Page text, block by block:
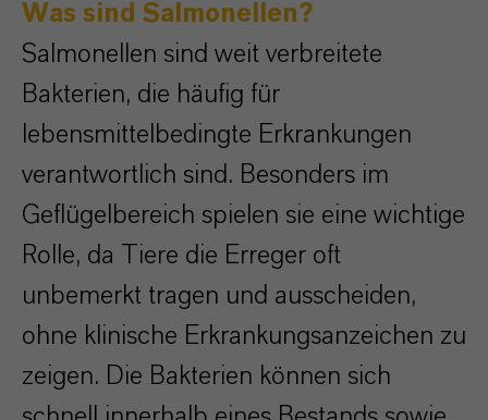
Was sind Salmonellen?
Salmonellen sind weit verbreitete
Bakterien, die häufig für
lebensmittelbedingte Erkrankungen
verantwortlich sind. Besonders im
Geflügelbereich spielen sie eine wichtige
Rolle, da Tiere die Erreger oft
unbemerkt tragen und ausscheiden,
ohne klinische Erkrankungsanzeichen zu
zeigen. Die Bakterien können sich